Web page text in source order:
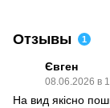
Отзывы 1
Євген
08.06.2026 в
На вид якісно